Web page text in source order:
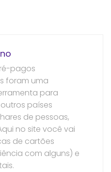
pagos
foram uma
para
países
de pessoas,
no site você vai
de cartões
com alguns) e